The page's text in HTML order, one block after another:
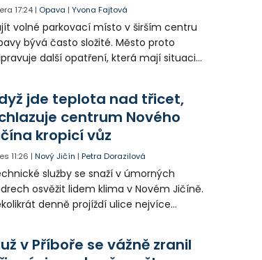
17:24 | Opava |Yvona Fajtová
volné parkovací místo v širším centru
bývá často složité. Město proto
další opatření, která mají situaci
řidiče v parkovacích zónách.
jde teplota nad třicet,
centrum Nového
kropicí vůz
11:26 |Nový Jičín |Petra Dorazilová
služby se snaží v úmorných
osvěžit lidem klima v Novém Jičíně.
denně projíždí ulice nejvíce
v Příboře se vážně zranil